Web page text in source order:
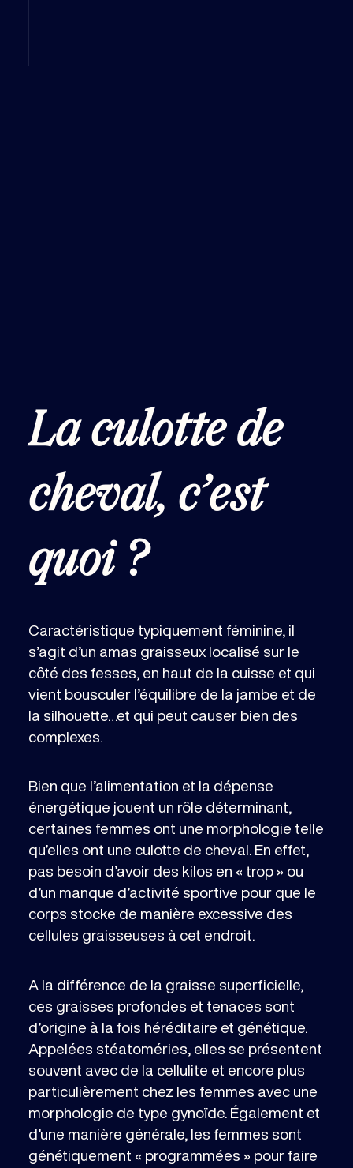
La culotte de
cheval, c’est
quoi ?
Caractéristique typiquement féminine, il
s’agit d’un amas graisseux localisé sur le
côté des fesses, en haut de la cuisse et qui
vient bousculer l’équilibre de la jambe et de
la silhouette…et qui peut causer bien des
complexes.
Bien que l’alimentation et la dépense
énergétique jouent un rôle déterminant,
certaines femmes ont une morphologie telle
qu’elles ont une culotte de cheval. En effet,
pas besoin d’avoir des kilos en « trop » ou
d’un manque d’activité sportive pour que le
corps stocke de manière excessive des
cellules graisseuses à cet endroit.
A la différence de la graisse superficielle,
ces graisses profondes et tenaces sont
d’origine à la fois héréditaire et génétique.
Appelées stéatoméries, elles se présentent
souvent avec de la cellulite et encore plus
particulièrement chez les femmes avec une
morphologie de type gynoïde. Également et
d’une manière générale, les femmes sont
génétiquement « programmées » pour faire